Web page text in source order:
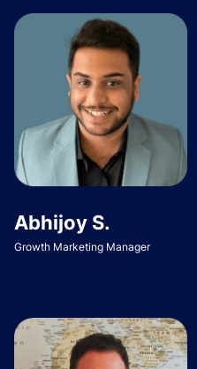
Abhijoy S.
Growth Marketing Manager